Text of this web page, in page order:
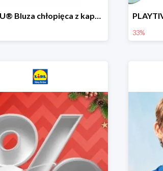
LUPILU® Bluza chłopięca z kapturem
33%